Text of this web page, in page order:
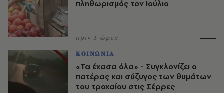
πληθωρισμός τον Ιούλιο
πριν 3 ώρες
ΚΟΙΝΩΝΙΑ
«Τα έχασα όλα» - Συγκλονίζει ο
πατέρας και σύζυγος των θυμάτων
του τροχαίου στις Σέρρες